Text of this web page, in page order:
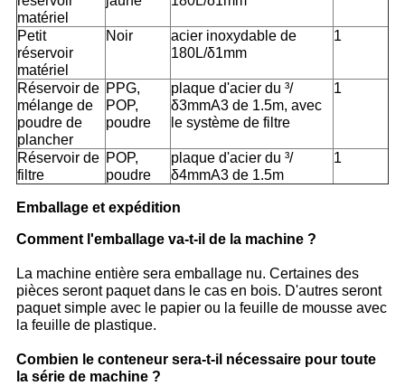
matériel
Petit
réservoir
matériel
Noir
acier inoxydable de
180L/δ1mm
1
Réservoir de
mélange de
poudre de
plancher
PPG,
POP,
poudre
plaque d'acier du ³/
δ3mmA3 de 1.5m, avec
le système de filtre
1
Réservoir de
filtre
POP,
poudre
plaque d'acier du ³/
δ4mmA3 de 1.5m
1
Emballage et expédition
Comment l'emballage va-t-il de la machine ?
La machine entière sera emballage nu. Certaines des
pièces seront paquet dans le cas en bois. D'autres seront
paquet simple avec le papier ou la feuille de mousse avec
la feuille de plastique.
Combien le conteneur sera-t-il nécessaire pour toute
la série de machine ?